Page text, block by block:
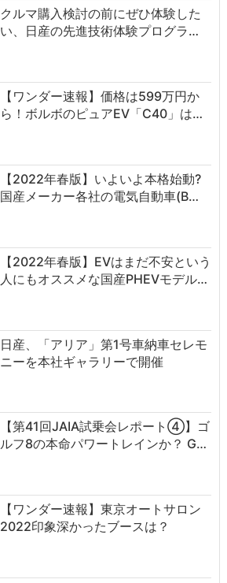
クルマ購入検討の前にぜひ体験した
い、日産の先進技術体験プログラ…
【ワンダー速報】価格は599万円か
ら！ボルボのピュアEV「C40」は…
【2022年春版】いよいよ本格始動?
国産メーカー各社の電気自動車(B…
【2022年春版】EVはまだ不安という
人にもオススメな国産PHEVモデル…
日産、「アリア」第1号車納車セレモ
ニーを本社ギャラリーで開催
【第41回JAIA試乗会レポート④】ゴ
ルフ8の本命パワートレインか？ G…
【ワンダー速報】東京オートサロン
2022印象深かったブースは？